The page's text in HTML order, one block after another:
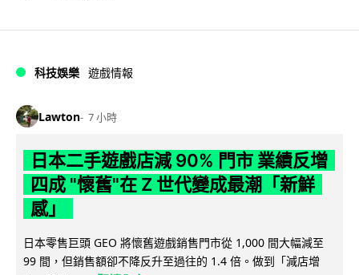
科技娛樂 遊戲情報
Lawton 7 小時
日本二手遊戲店減 90% 門市 業績反增
四成 "懷舊"在 Z 世代變成最潮「新鮮
感」
日本零售巨頭 GEO 將懷舊遊戲銷售門市從 1,000 間大幅減至
99 間，但銷售額卻不降反升至過往的 1.4 倍。做到「減店增